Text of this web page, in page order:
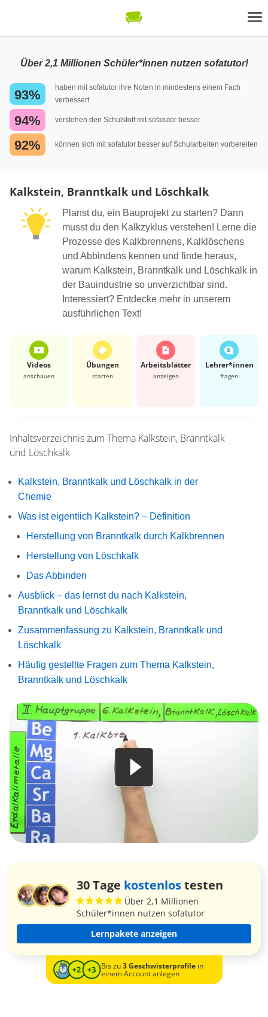
Über 2,1 Millionen Schüler*innen nutzen sofatutor!
93%
haben mit sofatutor ihre Noten in mindestens einem Fach
verbessert
94% verstehen den Schulstoff mit sofatutor besser
92% können sich mit sofatutor besser auf Schularbeiten vorbereiten
Kalkstein, Branntkalk und Löschkalk
Planst du, ein Bauprojekt zu starten? Dann
musst du den Kalkzyklus verstehen! Lerne die
Prozesse des Kalkbrennens, Kalklöschens
und Abbindens kennen und finde heraus,
warum Kalkstein, Branntkalk und Löschkalk in
der Bauindustrie so unverzichtbar sind.
Interessiert? Entdecke mehr in unserem
ausführlichen Text!
Videos
anschauen
Übungen
starten
Arbeits­blätter
anzeigen
Lehrer*​innen
fragen
Inhaltsverzeichnis zum Thema Kalkstein, Branntkalk
und Löschkalk
Kalkstein, Branntkalk und Löschkalk in der
Chemie
Was ist eigentlich Kalkstein? – Definition
Herstellung von Branntkalk durch Kalkbrennen
Herstellung von Löschkalk
Das Abbinden
Ausblick – das lernst du nach Kalkstein,
Branntkalk und Löschkalk
Zusammenfassung zu Kalkstein, Branntkalk und
Löschkalk
Häufig gestellte Fragen zum Thema Kalkstein,
Branntkalk und Löschkalk
30 Tage kostenlostesten
Über 2,1 Millionen
Schüler*innen nutzen sofatutor
Lernpakete anzeigen
Bis zu3 Geschwisterprofilein
einem Account anlegen